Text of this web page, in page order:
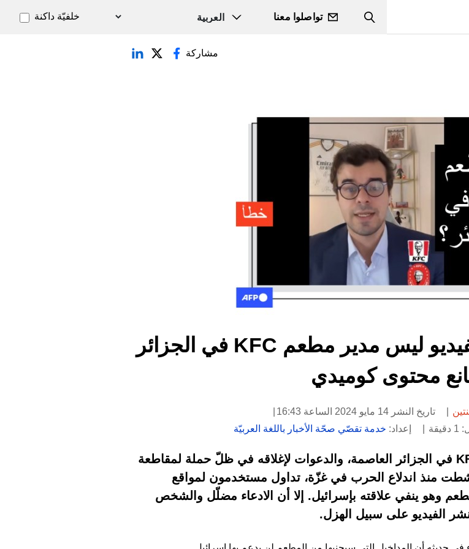
Search
تواصلوا معنا خلفيّة داكنة
مشاركة
الشخص الظاهر في هذا الفيديو ليس مدير مطعم KFC في الجزائر
محتوى كوميدي
تاريخ النشر 14 مايو 2024 الساعة 16:43
إعداد: خدمة تقصّي صحّة الأخبار باللغة العربيّة
تزامناً مع الضجّة التي رافقت افتتاح مطعم KFC في الجزائر العاصمة، والدعوات لإغلاقه في ظلّ حملة لمقاطعة
منذ اندلاع الحرب في غزّة، تداول مستخدمون لمواقع
وهو ينفي علاقته بإسرائيل. إلا أن الادعاء مضلّل والشخص
الفيديو على سبيل الهزل.